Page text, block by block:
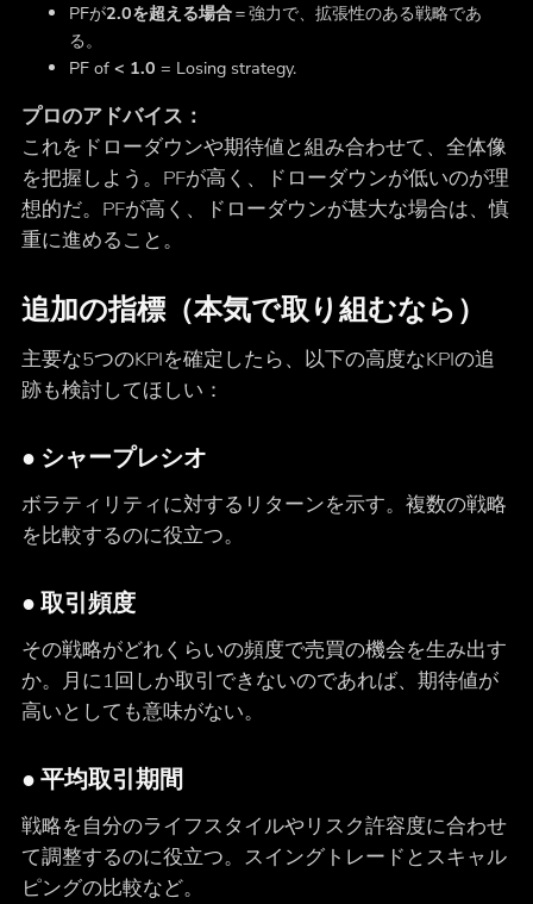
PFが2.0を超える場合＝強力で、拡張性のある戦略であ
る。
PF of < 1.0 = Losing strategy.
プロのアドバイス：
これをドローダウンや期待値と組み合わせて、全体像
を把握しよう。PFが高く、ドローダウンが低いのが理
想的だ。PFが高く、ドローダウンが甚大な場合は、慎
重に進めること。
追加の指標（本気で取り組むなら）
主要な5つのKPIを確定したら、以下の高度なKPIの追
跡も検討してほしい：
● シャープレシオ
ボラティリティに対するリターンを示す。複数の戦略
を比較するのに役立つ。
● 取引頻度
その戦略がどれくらいの頻度で売買の機会を生み出す
か。月に1回しか取引できないのであれば、期待値が
高いとしても意味がない。
● 平均取引期間
戦略を自分のライフスタイルやリスク許容度に合わせ
て調整するのに役立つ。スイングトレードとスキャル
ピングの比較など。